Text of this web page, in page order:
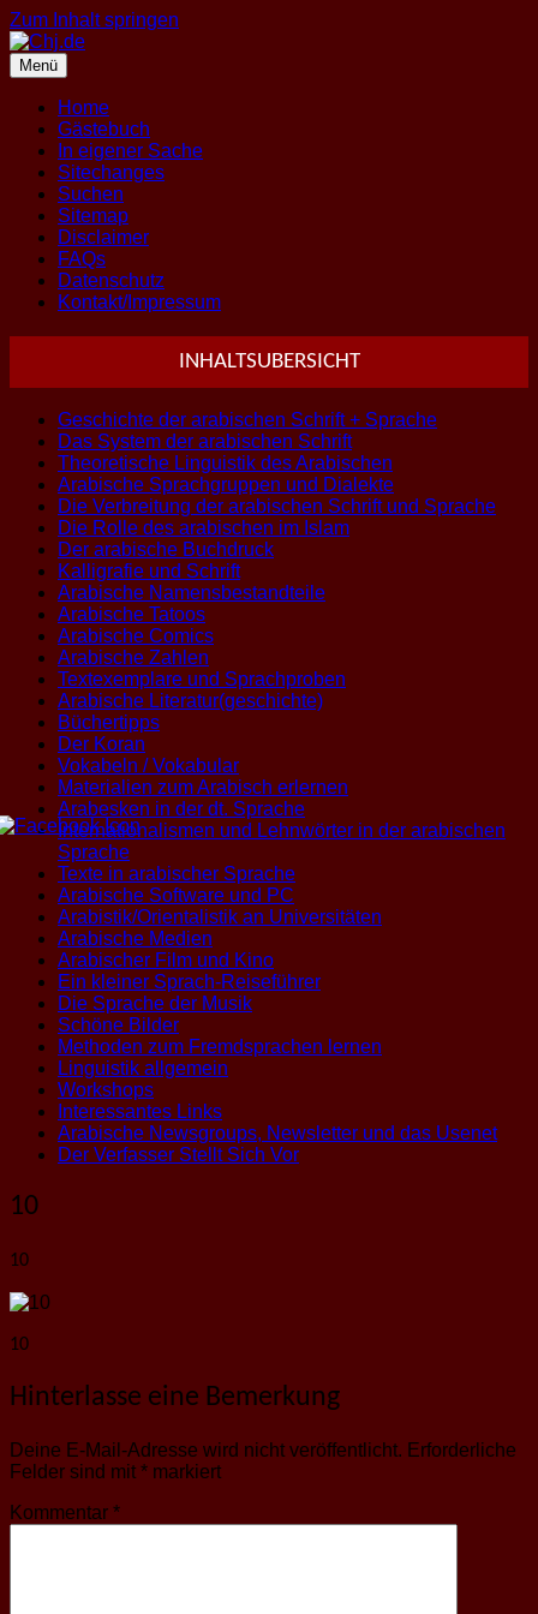
Zum Inhalt springen
Menü
Home
Gästebuch
In eigener Sache
Sitechanges
Suchen
Sitemap
Disclaimer
FAQs
Datenschutz
Kontakt/Impressum
INHALTSUBERSICHT
Geschichte der arabischen Schrift + Sprache
Das System der arabischen Schrift
Theoretische Linguistik des Arabischen
Arabische Sprachgruppen und Dialekte
Die Verbreitung der arabischen Schrift und Sprache
Die Rolle des arabischen im Islam
Der arabische Buchdruck
Kalligrafie und Schrift
Arabische Namensbestandteile
Arabische Tatoos
Arabische Comics
Arabische Zahlen
Textexemplare und Sprachproben
Arabische Literatur(geschichte)
Büchertipps
Der Koran
Vokabeln / Vokabular
Materialien zum Arabisch erlernen
Arabesken in der dt. Sprache
Internationalismen und Lehnwörter in der arabischen
Sprache
Texte in arabischer Sprache
Arabische Software und PC
Arabistik/Orientalistik an Universitäten
Arabische Medien
Arabischer Film und Kino
Ein kleiner Sprach-Reiseführer
Die Sprache der Musik
Schöne Bilder
Methoden zum Fremdsprachen lernen
Linguistik allgemein
Workshops
Interessantes Links
Arabische Newsgroups, Newsletter und das Usenet
Der Verfasser Stellt Sich Vor
10
10
10
Hinterlasse eine Bemerkung
Deine E-Mail-Adresse wird nicht veröffentlicht. Erforderliche
Felder sind mit * markiert
Kommentar *